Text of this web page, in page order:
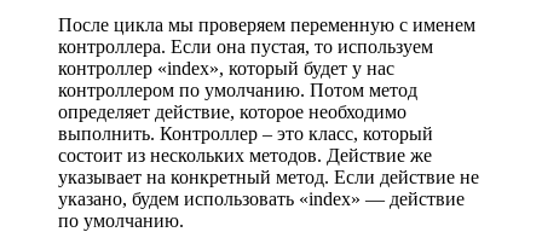
После цикла мы проверяем переменную с именем
контроллера. Если она пустая, то используем
контроллер «index», который будет у нас
контроллером по умолчанию. Потом метод
определяет действие, которое необходимо
выполнить. Контроллер – это класс, который
состоит из нескольких методов. Действие же
указывает на конкретный метод. Если действие не
указано, будем использовать «index» — действие
по умолчанию.